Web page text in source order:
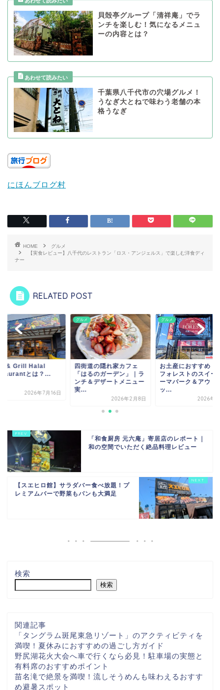
貝殻亭グループ「清祥庵」でラ
ンチを楽しむ！気になるメニュ
ーの内容とは？
千葉県八千代市の穴場グルメ！
うなぎ大とねで味わう老舗の本
格うなぎ
にほんブログ村
HOME
グルメ
【実食レビュー】八千代のレストラン「ロス・アンジェルス」で楽しむ洋食ディ
ナー
RELATED POST
道の隠れ家カフェ
るのガーデン」｜ラ
グルメ
お土産におすすめ！花園
フォレストのスイーツテ
ーマパーク＆アウトレ
ッ...
2026年1月8日
グルメ
Chill & Grill Halal
Restaurantとは？
「和食厨房 元六庵」寄居店のレポート｜
和の空間でいただく絶品料理レビュー
【スエヒロ館】サラダバー食べ放題！プ
レミアムバーで野菜もパンも大満足
検索
検索
関連記事
「タングラム斑尾東急リゾート」のアクティビティを
満喫！夏休みにおすすめの過ごし方ガイド
野尻湖花火大会へ車で行くなら必見！駐車場の実態と
有料席のおすすめポイント
苗名滝で絶景を満喫！流しそうめんも味わえるおすす
め避暑スポット